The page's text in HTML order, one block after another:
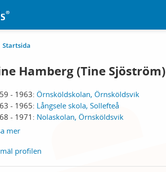
Startsida
Hamberg (Tine Sjöström)
- 1963: Örnsköldskolan, Örnsköldsvik
- 1965: Långsele skola, Sollefteå
- 1971: Nolaskolan, Örnsköldsvik
mer
profilen